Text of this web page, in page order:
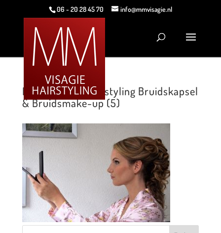
06 - 20 28 45 70 info@mmvisagie.nl
MM Visagie & Hairstyling Bruidskapsel
& Bruidsmake-up (5)